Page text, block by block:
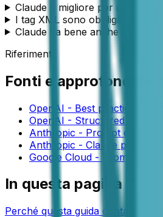
Claude è migliore per i
I tag XML sono obbligatori?
Claude va bene anche per
Riferimenti
Fonti e
OpenAI - Best practices for
OpenAI - Structured
Anthropic - Prompt
Anthropic - Claude
Google Cloud - Prompt
In questa pagina
Perché questa guida conta Punti